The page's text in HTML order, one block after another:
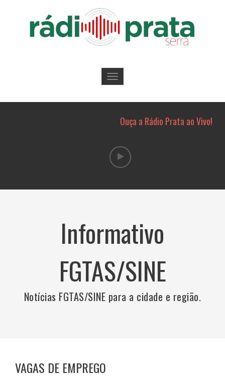
Toggle
navigation
Ouça a Rádio Prata ao Vivo!
Informativo
FGTAS/SINE
Notícias FGTAS/SINE para a cidade e região.
VAGAS DE EMPREGO